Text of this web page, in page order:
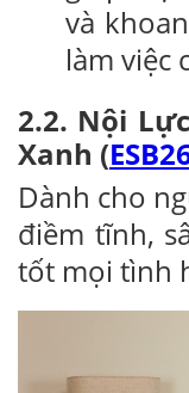
và
làm việc
2.2. Nội
Xanh (
Dành cho
điềm tĩnh,
tốt mọi tình